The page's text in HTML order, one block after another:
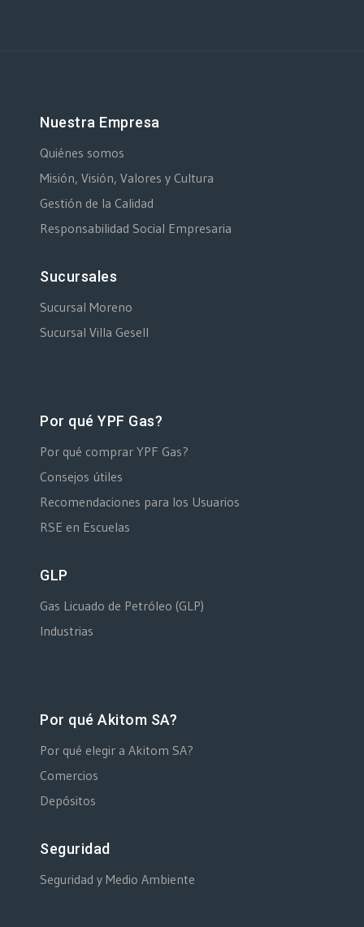
Nuestra Empresa
Quiénes somos
Misión, Visión, Valores y Cultura
Gestión de la Calidad
Responsabilidad Social Empresaria
Sucursales
Sucursal Moreno
Sucursal Villa Gesell
Por qué YPF Gas?
Por qué comprar YPF Gas?
Consejos útiles
Recomendaciones para los Usuarios
RSE en Escuelas
GLP
Gas Licuado de Petróleo (GLP)
Industrias
Por qué Akitom SA?
Por qué elegir a Akitom SA?
Comercios
Depósitos
Seguridad
Seguridad y Medio Ambiente